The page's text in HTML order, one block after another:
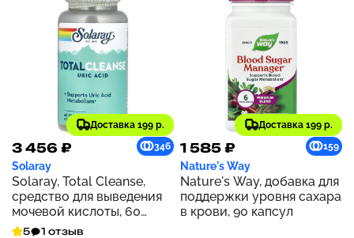
Доставка 199 р.
3 456 ₽ 346
Solaray
Solaray, Total Cleanse,
средство для выведения
мочевой кислоты, 60
растительных капсул
5 1 отзыв
Доставка 199 р.
1 585 ₽ 159
Nature's Way
Nature's Way, добавка для
поддержки уровня сахара
в крови, 90 капсул